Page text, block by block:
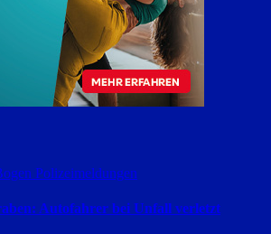
Polizeimeldungen
Autofahrer bei Unfall verletzt